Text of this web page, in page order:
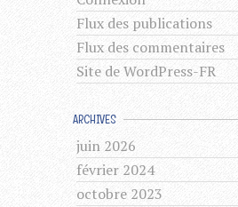
Flux des publications
Flux des commentaires
Site de WordPress-FR
ARCHIVES
juin 2026
février 2024
octobre 2023